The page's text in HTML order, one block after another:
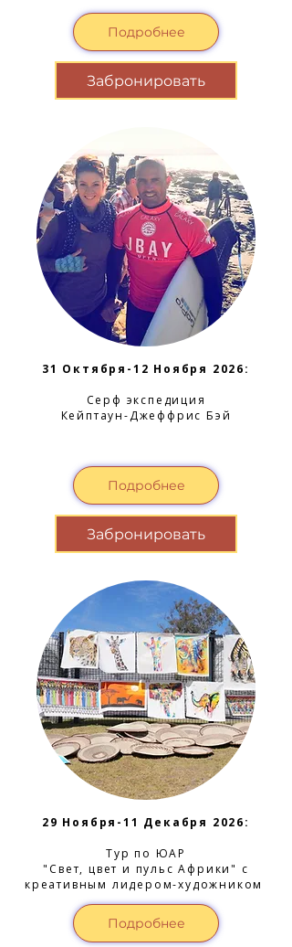
Подробнее
Забронировать
31 Октября-12 Ноября 2026:
Серф экспедиция
Кейптаун-Джеффрис Бэй
Подробнее
Забронировать
29 Ноября-11 Декабря 2026:
Тур по ЮАР
"Свет, цвет и пульс Африки" с
креативным лидером-художником
Подробнее